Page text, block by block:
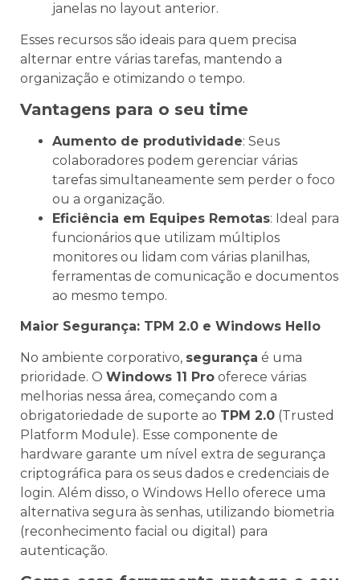
janelas no layout anterior.
Esses recursos são ideais para quem precisa
alternar entre várias tarefas, mantendo a
organização e otimizando o tempo.
Vantagens para o seu time
Aumento de produtividade: Seus
colaboradores podem gerenciar várias
tarefas simultaneamente sem perder o foco
ou a organização.
Eficiência em Equipes Remotas: Ideal para
funcionários que utilizam múltiplos
monitores ou lidam com várias planilhas,
ferramentas de comunicação e documentos
ao mesmo tempo.
Maior Segurança: TPM 2.0 e Windows Hello
No ambiente corporativo, segurança é uma
prioridade. O Windows 11 Pro oferece várias
melhorias nessa área, começando com a
obrigatoriedade de suporte ao TPM 2.0 (Trusted
Platform Module). Esse componente de
hardware garante um nível extra de segurança
criptográfica para os seus dados e credenciais de
login. Além disso, o Windows Hello oferece uma
alternativa segura às senhas, utilizando biometria
(reconhecimento facial ou digital) para
autenticação.